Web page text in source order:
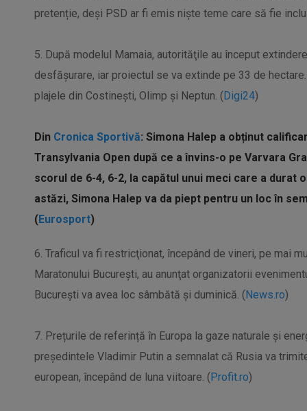
pretenție, deși PSD ar fi emis niște teme care să fie
5. După modelul Mamaia, autorităţile au început
desfășurare, iar proiectul se va extinde pe 33 de
plajele din Costineşti, Olimp și Neptun. (Digi24)
Din Cronica Sportivă: Simona Halep a obținut
Transylvania Open după ce a învins-o pe Varvara
scorul de 6-4, 6-2, la capătul unui meci care a durat
astăzi, Simona Halep va da piept pentru un loc în
(Eurosport)
6. Traficul va fi restricţionat, începând de vineri, pe mai
Maratonului Bucureşti, au anunţat organizatorii
Bucureşti va avea loc sâmbătă şi duminică. (News.ro)
7. Prețurile de referință în Europa la gaze naturale și
președintele Vladimir Putin a semnalat că Rusia va
european, începând de luna viitoare. (Profit.ro)